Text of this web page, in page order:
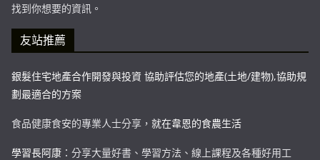
找到你想要的資訊。
友站推薦
銀髮住宅地產合作開發與投資 協助評估您的地產(土地/建物),協助規
劃最適合的方案
食品健康食安的專業人士分享， 就在韋恩的食農生活
學習長阿康 ：分享大量好書、學習方法、線上課程及各種好用工